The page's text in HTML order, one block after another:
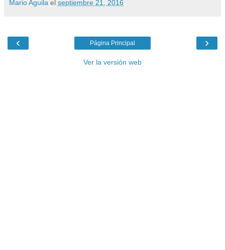
Mario Aguila el septiembre 21, 2016
‹ ›
Página Principal
Ver la versión web